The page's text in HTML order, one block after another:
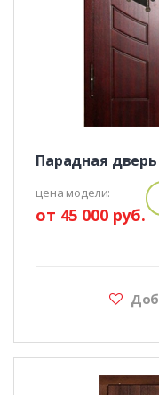
Парадная
цена модели:
от 45 000 руб.